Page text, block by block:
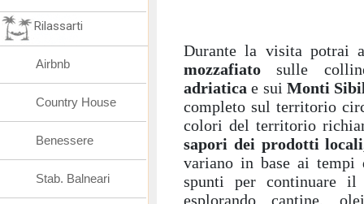
Durante la visita potrai
mozzafiato sulle
adriatica e suiMonti
completo sul territorio
colori del territorio
sapori dei prodotti
variano in base ai tempi
spunti per continuare
esplorando cantine,
Rilassarti
Airbnb
Country House
Benessere
Stab. Balneari